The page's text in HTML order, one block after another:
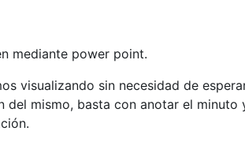
mediante power point.
visualizando sin necesidad de
del mismo, basta con anotar el minuto